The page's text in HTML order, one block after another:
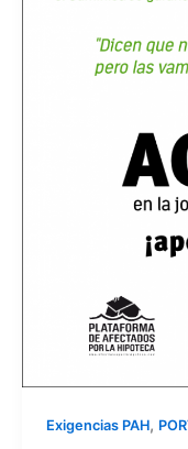
Exigencias PAH,